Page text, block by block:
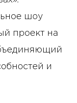
шоу
проект на
и